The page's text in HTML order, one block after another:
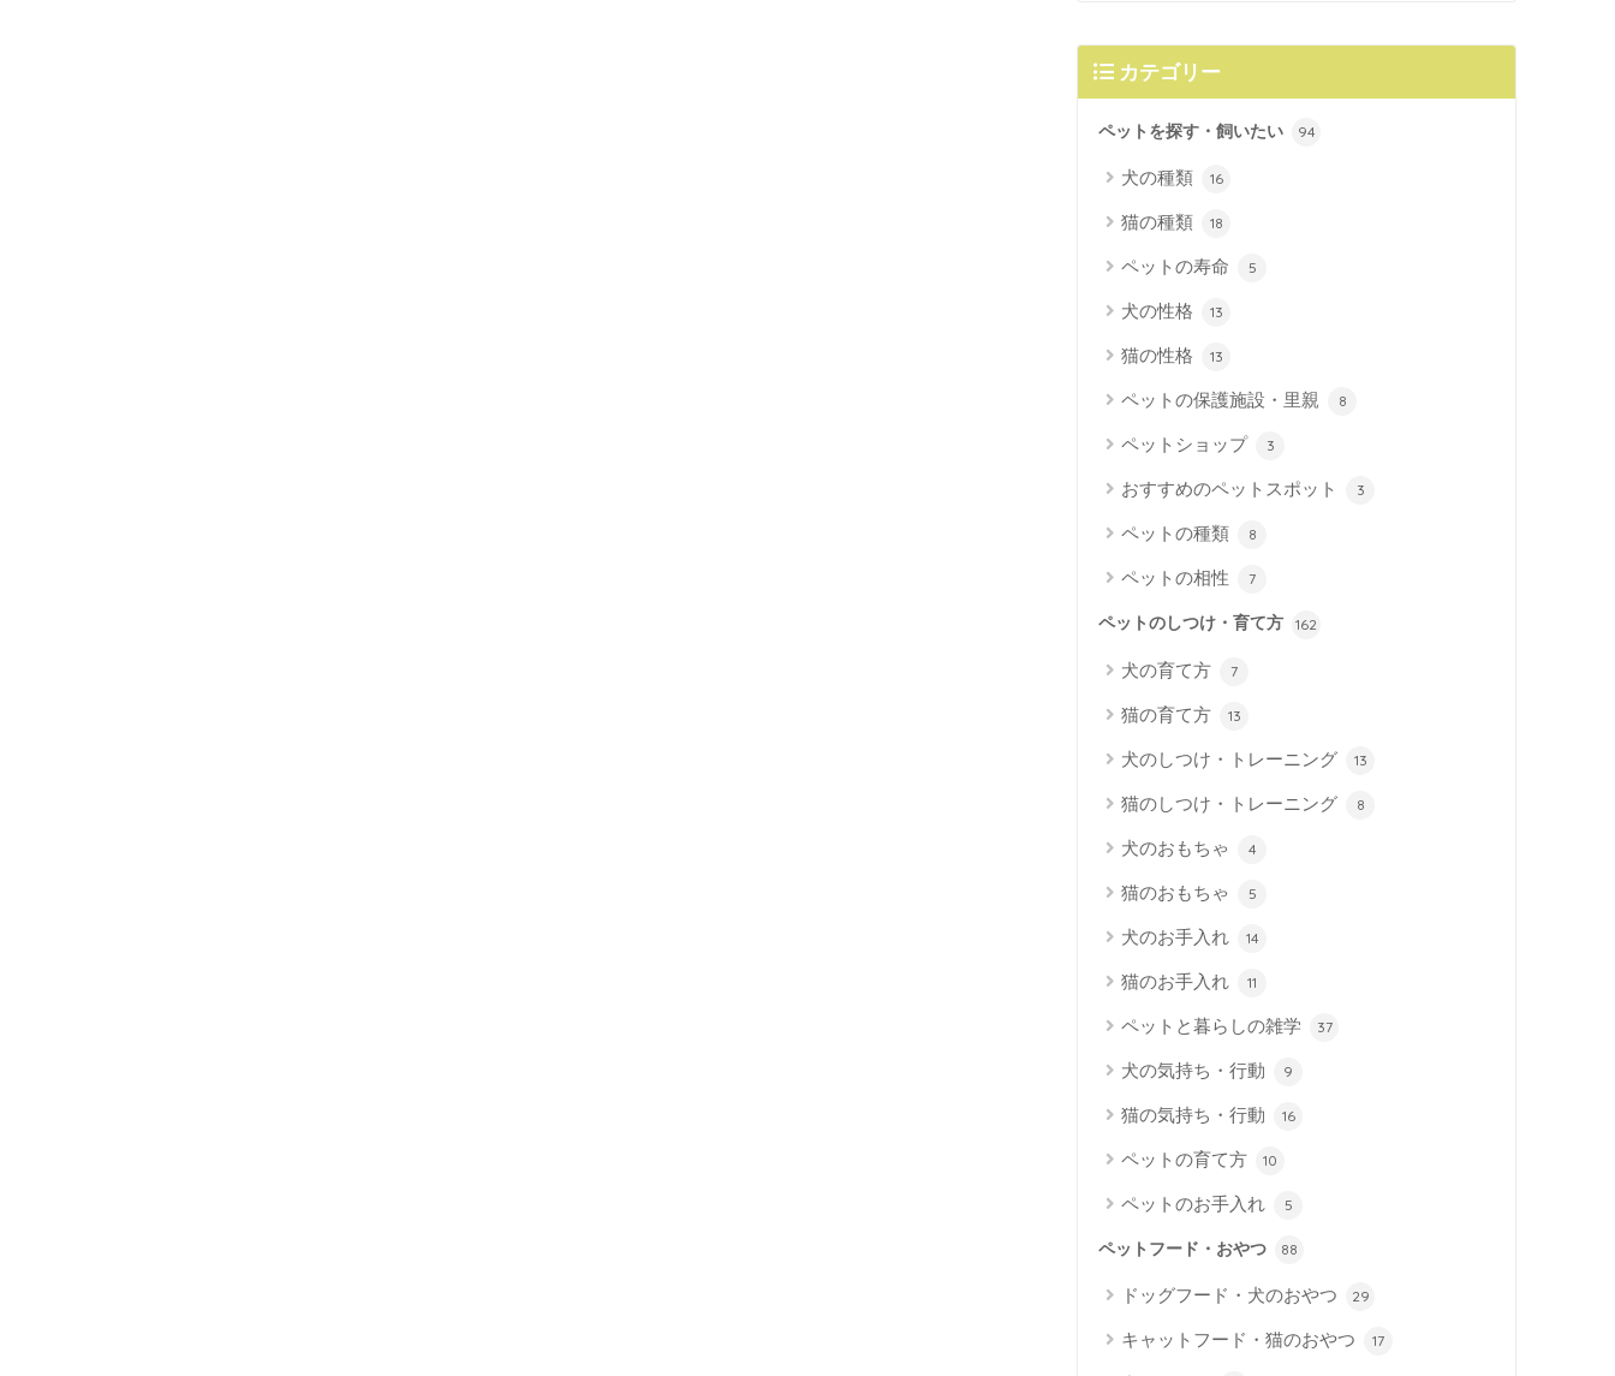
カテゴリー
ペットを探す・飼いたい 94
犬の種類 16
猫の種類 18
ペットの寿命 5
犬の性格 13
猫の性格 13
ペットの保護施設・里親 8
ペットショップ 3
おすすめのペットスポット 3
ペットの種類 8
ペットの相性 7
ペットのしつけ・育て方 162
犬の育て方 7
猫の育て方 13
犬のしつけ・トレーニング 13
猫のしつけ・トレーニング 8
犬のおもちゃ 4
猫のおもちゃ 5
犬のお手入れ 14
猫のお手入れ 11
ペットと暮らしの雑学 37
犬の気持ち・行動 9
猫の気持ち・行動 16
ペットの育て方 10
ペットのお手入れ 5
ペットフード・おやつ 88
ドッグフード・犬のおやつ 29
キャットフード・猫のおやつ 17